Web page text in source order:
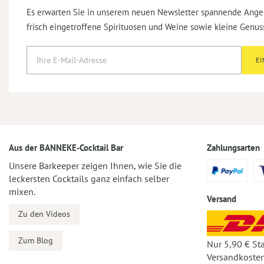
Es erwarten Sie in unserem neuen Newsletter spannende
frisch eingetroffene Spirituosen und Weine sowie kleine
Aus der BANNEKE-Cocktail Bar
Unsere Barkeeper zeigen Ihnen, wie Sie die
leckersten Cocktails ganz einfach selber
mixen.
Zu den Videos
Zum Blog
Zahlungsarten
Versand
Nur 5,90 €